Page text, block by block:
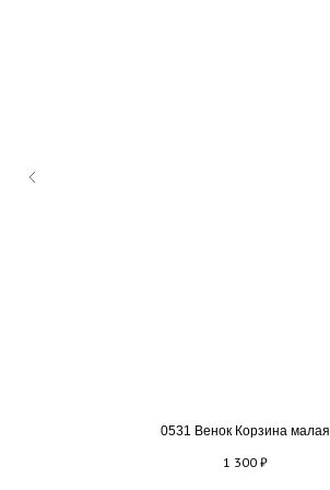
0531 Венок Корзина малая
1 300 ₽